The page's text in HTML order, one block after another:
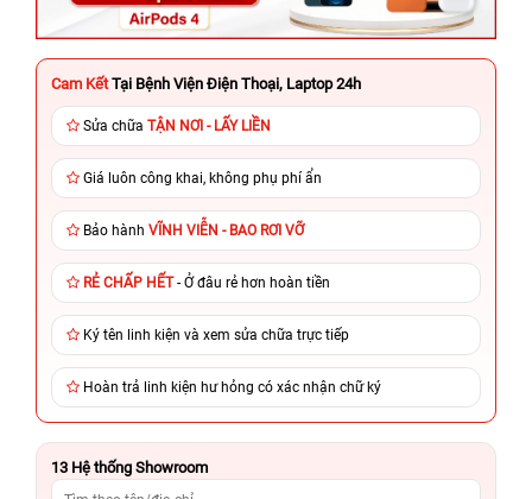
Cam Kết Tại Bệnh Viện Điện Thoại, Laptop 24h
Sửa chữa TẬN NƠI - LẤY LIỀN
Giá luôn công khai, không phụ phí ẩn
Bảo hành VĨNH VIỄN - BAO RƠI VỠ
RẺ CHẤP HẾT- Ở đâu rẻ hơn hoàn tiền
Ký tên linh kiện và xem sửa chữa trực tiếp
Hoàn trả linh kiện hư hỏng có xác nhận chữ ký
13 Hệ thống Showroom